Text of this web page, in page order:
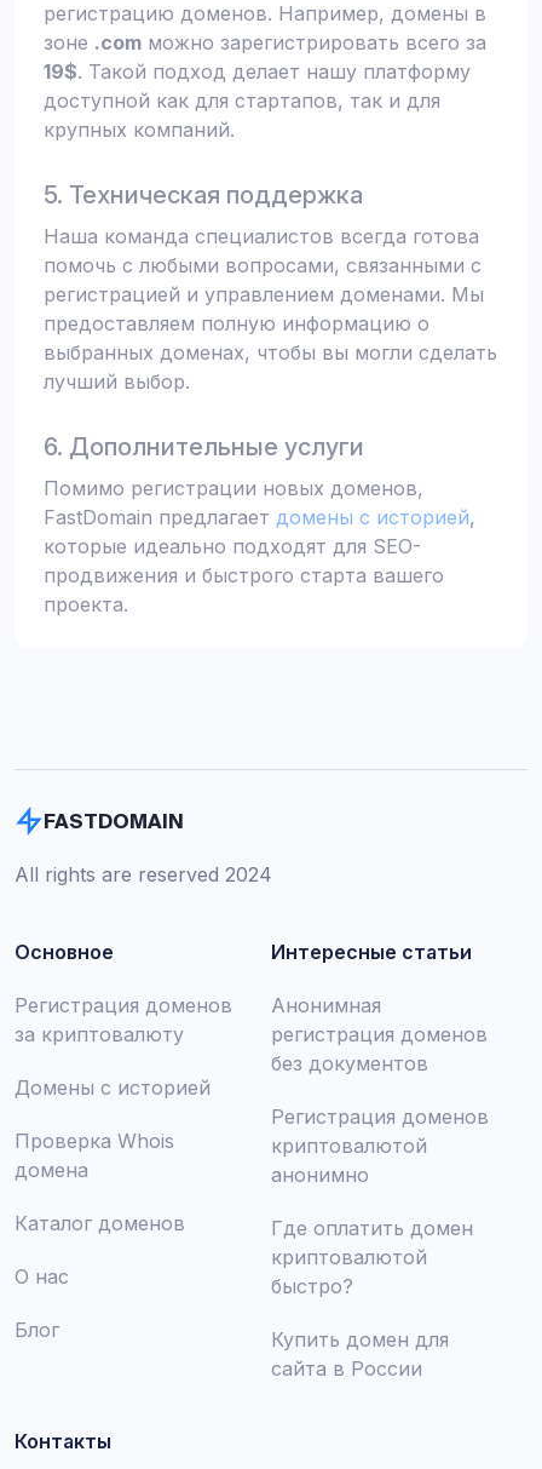
регистрацию доменов. Например, домены в
зоне .com можно зарегистрировать всего за
19$. Такой подход делает нашу платформу
доступной как для стартапов, так и для
крупных компаний.
5. Техническая поддержка
Наша команда специалистов всегда готова
помочь с любыми вопросами, связанными с
регистрацией и управлением доменами. Мы
предоставляем полную информацию о
выбранных доменах, чтобы вы могли сделать
лучший выбор.
6. Дополнительные услуги
Помимо регистрации новых доменов,
FastDomain предлагает домены с историей,
которые идеально подходят для SEO-
продвижения и быстрого старта вашего
проекта.
FASTDOMAIN
All rights are reserved 2024
Основное
Регистрация доменов
за криптовалюту
Домены с историей
Проверка Whois
домена
Каталог доменов
О нас
Блог
Интересные статьи
Анонимная
регистрация доменов
без документов
Регистрация доменов
криптовалютой
анонимно
Где оплатить домен
криптовалютой
быстро?
Купить домен для
сайта в России
Контакты